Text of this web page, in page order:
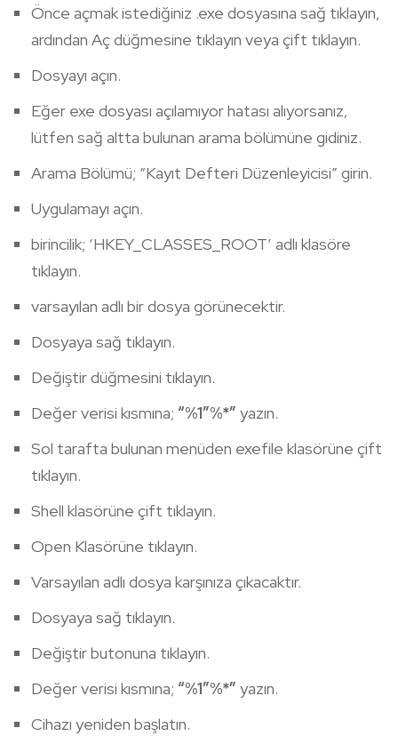
Önce açmak istediğiniz .exe dosyasına sağ tıklayın,
ardından Aç düğmesine tıklayın veya çift tıklayın.
Dosyayı açın.
Eğer exe dosyası açılamıyor hatası alıyorsanız,
lütfen sağ altta bulunan arama bölümüne gidiniz.
Arama Bölümü; “Kayıt Defteri Düzenleyicisi” girin.
Uygulamayı açın.
birincilik; ‘HKEY_CLASSES_ROOT’ adlı klasöre
tıklayın.
varsayılan adlı bir dosya görünecektir.
Dosyaya sağ tıklayın.
Değiştir düğmesini tıklayın.
Değer verisi kısmına; “%1″%*” yazın.
Sol tarafta bulunan menüden exefile klasörüne çift
tıklayın.
Shell klasörüne çift tıklayın.
Open Klasörüne tıklayın.
Varsayılan adlı dosya karşınıza çıkacaktır.
Dosyaya sağ tıklayın.
Değiştir butonuna tıklayın.
Değer verisi kısmına; “%1″%*” yazın.
Cihazı yeniden başlatın.